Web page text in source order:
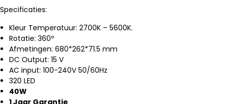
Specificaties:
Kleur Temperatuur: 2700K – 5600K.
Rotatie: 360º
Afmetingen: 680*262*71.5 mm
DC Output: 15 V
AC input: 100-240V 50/60Hz
320 LED
40W
1 Jaar Garantie